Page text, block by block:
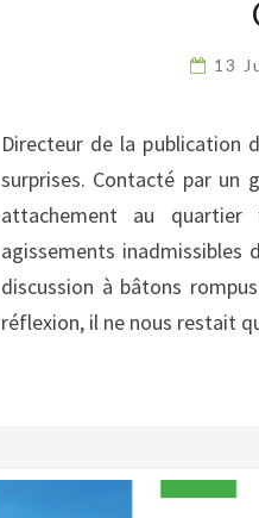
13
Directeur de la publication
surprises. Contacté par un
attachement au quartier
agissements inadmissibles
discussion à bâtons
réflexion, il ne nous restait